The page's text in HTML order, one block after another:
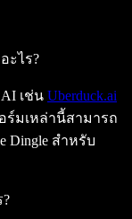
ะไร?
AI เช่น Uberduck.ai
ร์มเหล่านี้สามารถ
Dingle สำหรับ